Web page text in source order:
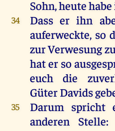
Sohn,heutehabe
34 Dasser ihn
auferweckte, so
zurVerwesung
hater so
euch
die
GüterDavids
35 Darum spricht
anderen
Stelle: